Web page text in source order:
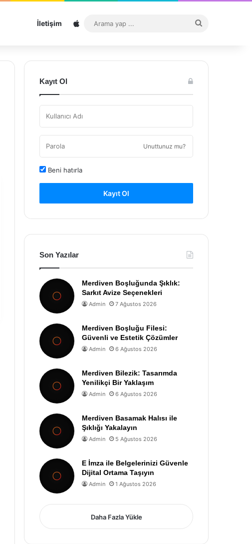
İletişim Sitemap
...
Kayıt Ol
Unuttunuz mu?
Beni hatırla
Kayıt Ol
Son Yazılar
Merdiven Boşluğunda Şıklık:
Sarkıt Avize Seçenekleri
Admin 7 Ağustos 2026
Merdiven Boşluğu Filesi:
Güvenli ve Estetik Çözümler
Admin 6 Ağustos 2026
Merdiven Bilezik: Tasarımda
Yenilikçi Bir Yaklaşım
Admin 6 Ağustos 2026
Merdiven Basamak Halısı ile
Şıklığı Yakalayın
Admin 5 Ağustos 2026
E İmza ile Belgelerinizi Güvenle
Dijital Ortama Taşıyın
Admin 1 Ağustos 2026
Daha Fazla Yükle